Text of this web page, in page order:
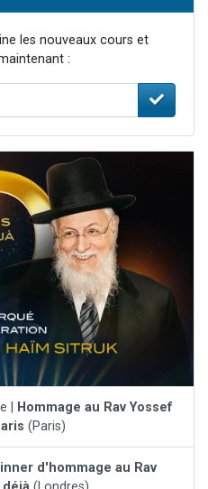
les nouveaux cours et
:
|
Hommage au Rav Yossef
(Paris)
d'hommage au Rav